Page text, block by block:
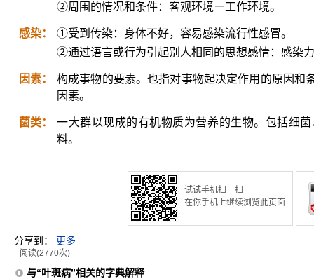
②周围的情况和条件：客观环境ㄧ工作环境。
感染：
①受到传染：身体不好，容易感染流行性感冒。
②通过语言或行为引起别人相同的思想感情：感染
因素：
构成事物的要素。也指对事物起决定作用的原因和
因素。
菌类：
一大群以现成的有机物质为营养的生物。包括细
料。
试试手机扫一扫
在你手机上继续浏览此页面
分享到： 更多
阅读(2770次)
与“叶斑病”相关的字典解释